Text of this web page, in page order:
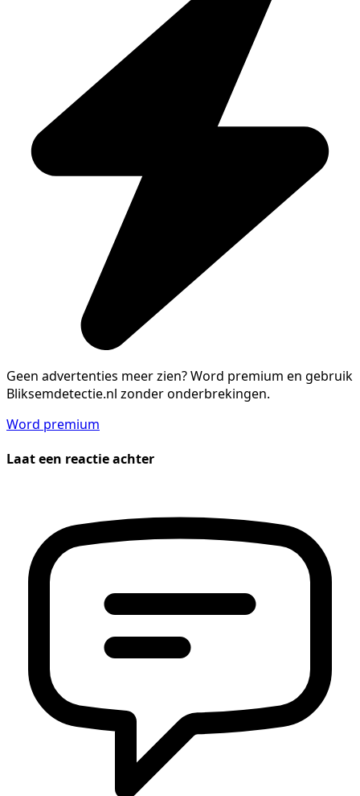
Geen advertenties meer zien?Word premium en gebruik
Bliksemdetectie.nl zonder onderbrekingen.
Word premium
Laat een reactie achter